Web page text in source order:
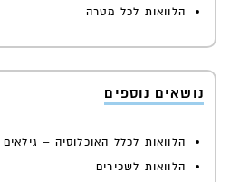
הלוואות לכל מטרה
נושאים נוספים
הלוואות לכלל האוכלוסיה –
הלוואות לשכירים